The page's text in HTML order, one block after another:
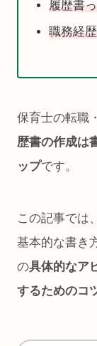
履歴書
職務経
保育士の転職
歴書の作成は
ップです。
この記事では
基本的な書き
の具体的なア
するためのコ